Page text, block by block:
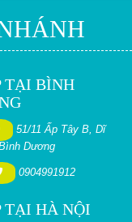
TẠI BÌNH
51/11 Ấp Tây B, Dĩ
Dương
0904991912
TẠI HÀ NỘI